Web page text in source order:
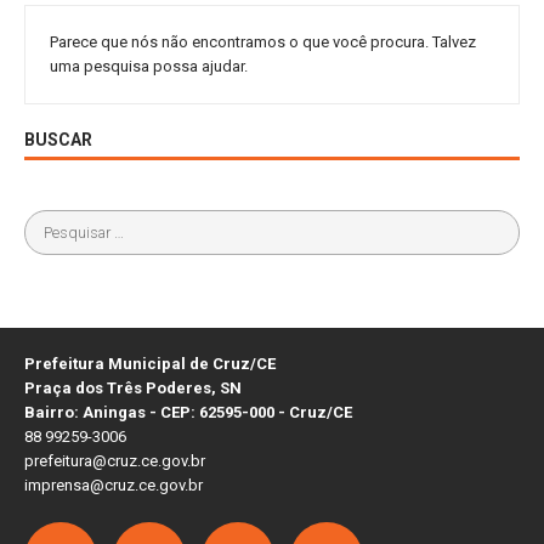
Parece que nós não encontramos o que você procura. Talvez
uma pesquisa possa ajudar.
BUSCAR
Prefeitura Municipal de Cruz/CE
Praça dos Três Poderes, SN
Bairro: Aningas - CEP: 62595-000 - Cruz/CE
88 99259-3006
prefeitura@cruz.ce.gov.br
imprensa@cruz.ce.gov.br